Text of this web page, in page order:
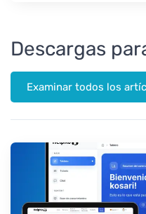
Descargas
Examinar todos los